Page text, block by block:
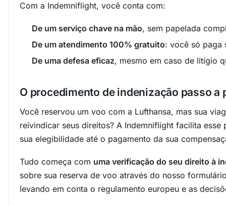
Com a Indemniflight, você conta com:
De um serviço chave na mão, sem papelada
De um atendimento 100% gratuito: você só paga
De uma defesa eficaz, mesmo em caso de litígio
O procedimento de indenização passo a
Você reservou um voo com a Lufthansa, mas sua
reivindicar seus direitos? A Indemniflight facilita
sua elegibilidade até o pagamento da sua
Tudo começa com uma verificação do seu direito à
sobre sua reserva de voo através do nosso
levando em conta o regulamento europeu e as